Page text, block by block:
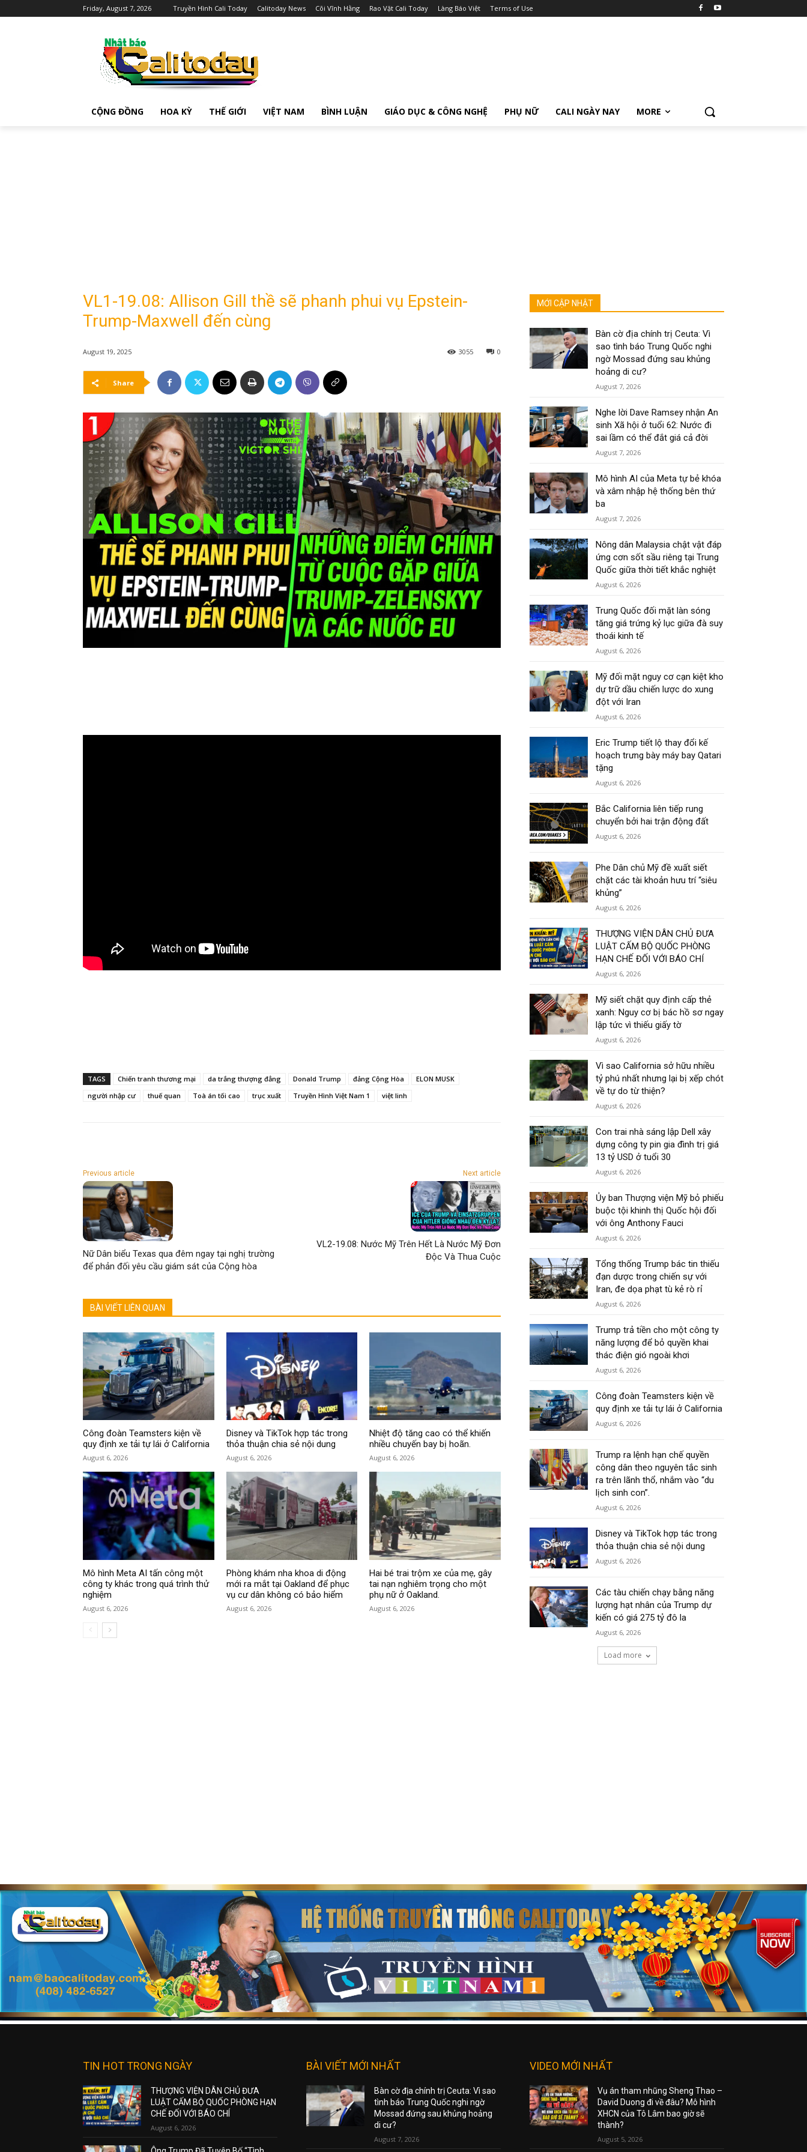
Friday, August 7, 2026 Truyền Hình Cali Today Calitoday News Cõi Vĩnh Hằng Rao Vặt Cali Today Làng Báo Việt Terms of Use
CỘNG ĐỒNG HOA KỲ THẾ GIỚI VIỆT NAM BÌNH LUẬN GIÁO DỤC & CÔNG NGHỆ PHỤ NỮ CALI NGÀY NAY MORE
VL1-19.08: Allison Gill thề sẽ phanh phui vụ Epstein-
Trump-Maxwell đến cùng
August 19, 2025 0
3055
Share
TAGS Chiến tranh thương mại da trắng thượng đẳng Donald Trump đảng Cộng Hòa
ELON MUSK
người nhập cư
thuế quan Toà án tối cao trục xuất Truyền Hình Việt Nam 1 việt linh
Previous article
Nữ Dân biểu Texas qua đêm ngay tại nghị trường
để phản đối yêu cầu giám sát của Cộng hòa
Next article
VL2-19.08: Nước Mỹ Trên Hết Là Nước Mỹ Đơn
Độc Và Thua Cuộc
BÀI VIẾT LIÊN QUAN
Công đoàn Teamsters kiện về
quy định xe tải tự lái ở California
August 6, 2026
Disney và TikTok hợp tác trong
thỏa thuận chia sẻ nội dung
August 6, 2026
Nhiệt độ tăng cao có thể khiến
nhiều chuyến bay bị hoãn.
August 6, 2026
Mô hình Meta AI tấn công một
công ty khác trong quá trình thử
nghiệm
August 6, 2026
Phòng khám nha khoa di động
mới ra mắt tại Oakland để phục
vụ cư dân không có bảo hiểm
August 6, 2026
Hai bé trai trộm xe của mẹ, gây
tai nạn nghiêm trọng cho một
phụ nữ ở Oakland.
August 6, 2026
MỚI CẬP NHẬT
Bàn cờ địa chính trị Ceuta: Vì
sao tình báo Trung Quốc nghi
ngờ Mossad đứng sau khủng
hoảng di cư?
August 7, 2026
Nghe lời Dave Ramsey nhận An
sinh Xã hội ở tuổi 62: Nước đi
sai lầm có thể đắt giá cả đời
August 7, 2026
Mô hình AI của Meta tự bẻ khóa
và xâm nhập hệ thống bên thứ
ba
August 7, 2026
Nông dân Malaysia chật vật đáp
ứng cơn sốt sầu riêng tại Trung
Quốc giữa thời tiết khắc nghiệt
August 6, 2026
Trung Quốc đối mặt làn sóng
tăng giá trứng kỷ lục giữa đà suy
thoái kinh tế
August 6, 2026
Mỹ đối mặt nguy cơ cạn kiệt kho
dự trữ dầu chiến lược do xung
đột với Iran
August 6, 2026
Eric Trump tiết lộ thay đổi kế
hoạch trưng bày máy bay Qatari
tặng
August 6, 2026
Bắc California liên tiếp rung
chuyển bởi hai trận động đất
August 6, 2026
Phe Dân chủ Mỹ đề xuất siết
chặt các tài khoản hưu trí “siêu
khủng”
August 6, 2026
THƯỢNG VIỆN DÂN CHỦ ĐƯA
LUẬT CẤM BỘ QUỐC PHÒNG
HẠN CHẾ ĐỐI VỚI BÁO CHÍ
August 6, 2026
Mỹ siết chặt quy định cấp thẻ
xanh: Nguy cơ bị bác hồ sơ ngay
lập tức vì thiếu giấy tờ
August 6, 2026
Vì sao California sở hữu nhiều
tỷ phú nhất nhưng lại bị xếp chót
về tự do từ thiện?
August 6, 2026
Con trai nhà sáng lập Dell xây
dựng công ty pin gia đình trị giá
13 tỷ USD ở tuổi 30
August 6, 2026
Ủy ban Thượng viện Mỹ bỏ phiếu
buộc tội khinh thị Quốc hội đối
với ông Anthony Fauci
August 6, 2026
Tổng thống Trump bác tin thiếu
đạn dược trong chiến sự với
Iran, đe dọa phạt tù kẻ rò rỉ
August 6, 2026
Trump trả tiền cho một công ty
năng lượng để bỏ quyền khai
thác điện gió ngoài khơi
August 6, 2026
Công đoàn Teamsters kiện về
quy định xe tải tự lái ở California
August 6, 2026
Trump ra lệnh hạn chế quyền
công dân theo nguyên tắc sinh
ra trên lãnh thổ, nhắm vào “du
lịch sinh con”.
August 6, 2026
Disney và TikTok hợp tác trong
thỏa thuận chia sẻ nội dung
August 6, 2026
Các tàu chiến chạy bằng năng
lượng hạt nhân của Trump dự
kiến có giá 275 tỷ đô la
August 6, 2026
Load more
TIN HOT TRONG NGÀY
THƯỢNG VIỆN DÂN CHỦ ĐƯA
LUẬT CẤM BỘ QUỐC PHÒNG HẠN
CHẾ ĐỐI VỚI BÁO CHÍ
August 6, 2026
BÀI VIẾT MỚI NHẤT
Bàn cờ địa chính trị Ceuta: Vì sao
tình báo Trung Quốc nghi ngờ
Mossad đứng sau khủng hoảng
di cư?
August 7, 2026
VIDEO MỚI NHẤT
Vụ án tham nhũng Sheng Thao –
David Duong đi về đâu? Mô hình
XHCN của Tô Lâm bao giờ sẽ
thành?
August 5, 2026